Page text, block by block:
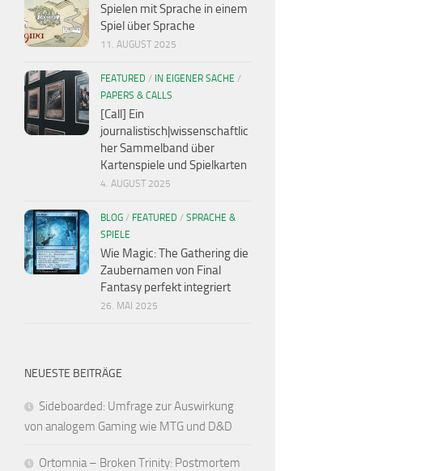
Spielen mit Sprache in einem
Spiel über Sprache
11. AUGUST 2025
FEATURED / IN EIGENER SACHE /
PAPERS & CALLS
[Call] Ein
journalistisch|wissenschaftlic
her Sammelband über
Kartenspiele und Spielkarten
4. AUGUST 2025
BLOG / FEATURED / SPRACHE &
SPIELE
Wie Magic: The Gathering die
Zaubernamen von Final
Fantasy perfekt integriert
26. MAI 2025
NEUESTE BEITRÄGE
Sideboarded: Umfrage zur Auswirkung
von analogem Gaming wie MTG und D&D
Ortomnia – Broken Trinity: Postmortem